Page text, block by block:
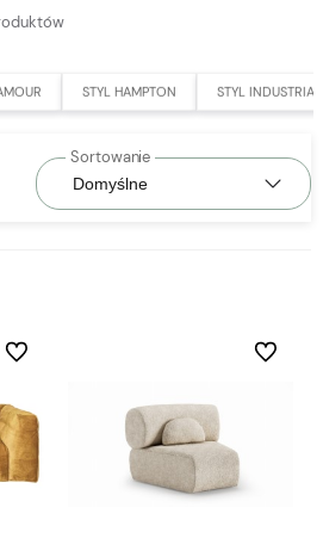
dodane produkty do listy
sesji.
STYL HAMPTON STYL
Do ulubionych Do